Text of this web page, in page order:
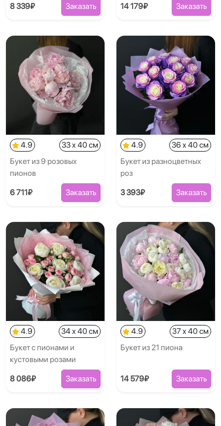
8 339₽ Заказать 14 179₽ Заказать
4.9
33 x 40 см
Букет из 9 розовых
пионов
6 711₽ Заказать
4.9
36 x 40 см
Букет из разноцветных
роз
3 393₽ Заказать
4.9
34 x 40 см
Букет с пионами и
кустовыми розами
8 086₽ Заказать
4.9
37 x 40 см
Букет из 21 пиона
14 579₽ Заказать